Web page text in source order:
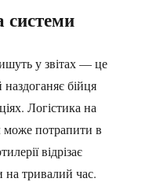
у звітах — це
бійця
Логістика на
може потрапити в
відрізає
на тривалий час.